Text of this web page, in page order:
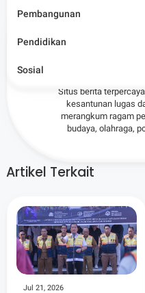
Situs berita
kesantunan lugas
merangkum ragam
budaya, olahraga,
Artikel Terkait
Jul 21, 2026
Pembangunan
Pendidikan
Sosial